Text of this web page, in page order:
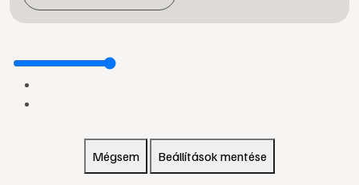
Mégsem Beállítások mentése